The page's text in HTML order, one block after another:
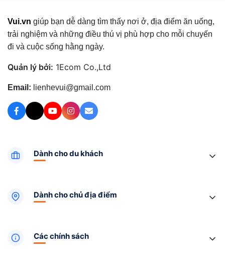
Vui.vn giúp bạn dễ dàng tìm thấy nơi ở, địa điểm ăn uống,
trải nghiệm và những điều thú vị phù hợp cho mỗi chuyến
đi và cuộc sống hằng ngày.
Quản lý bởi: 1Ecom Co.,Ltd
Email: lienhevui@gmail.com
Dành cho du khách
Dành cho chủ địa điểm
Các chính sách